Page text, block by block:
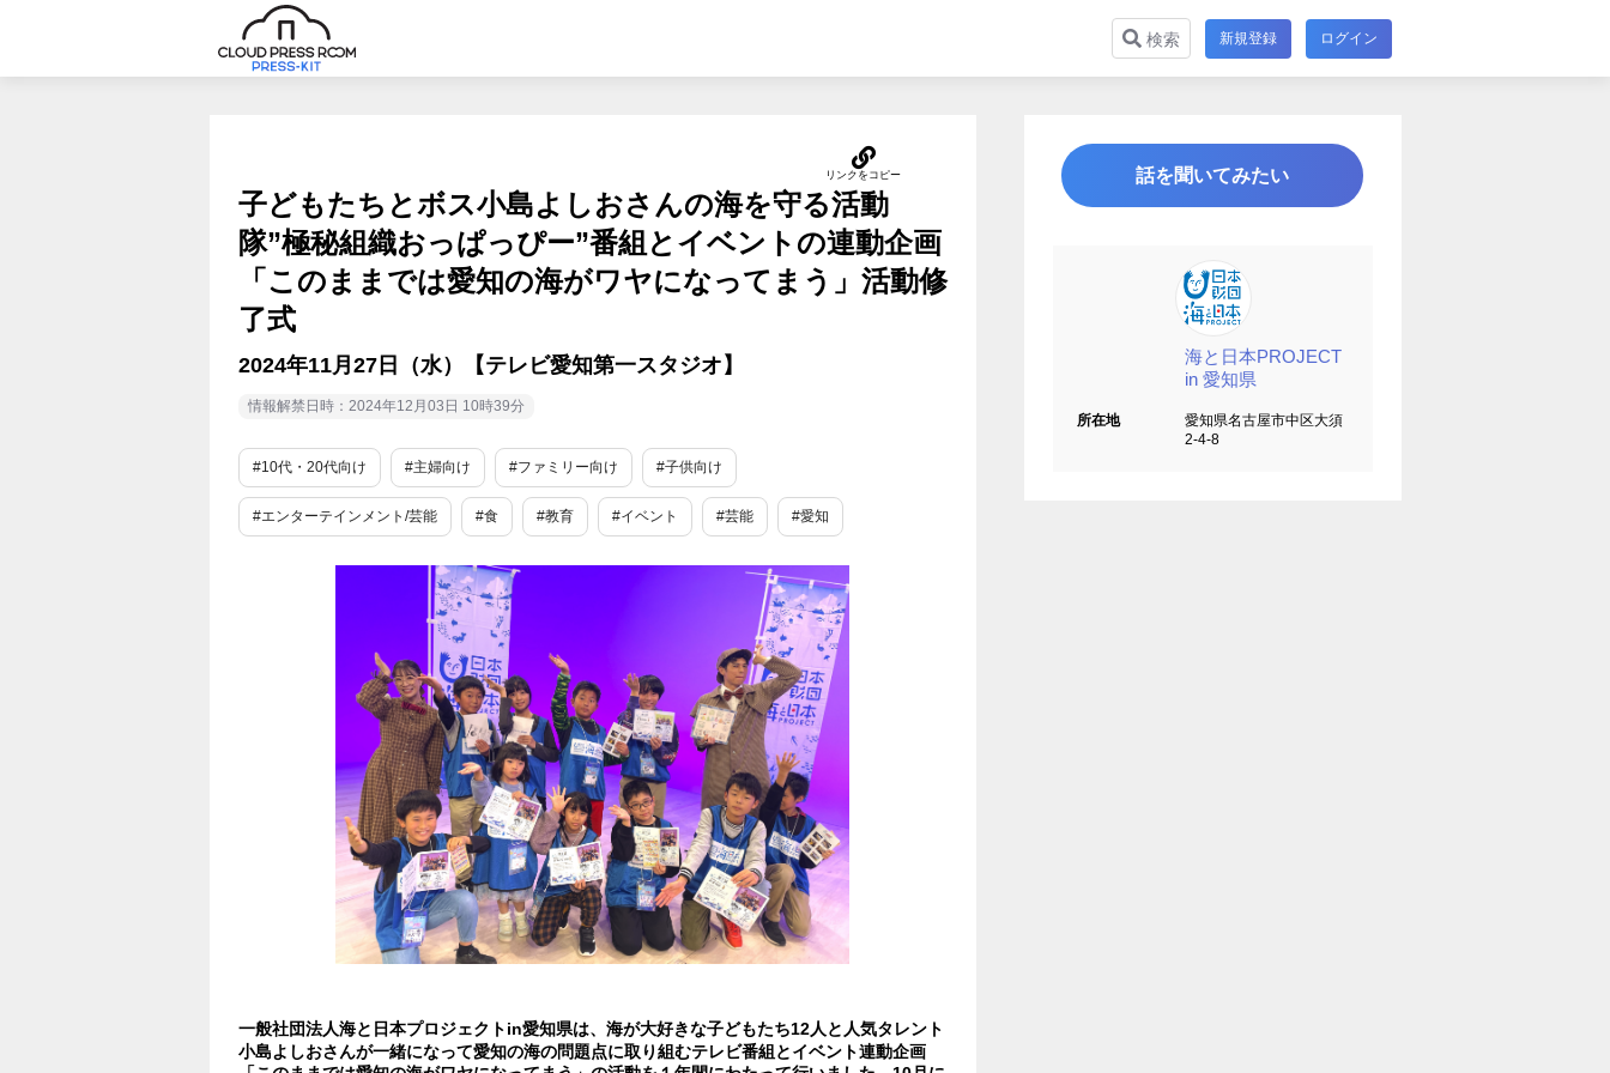
検索 新規登録 ログイン
子どもたちとボス小島よしおさんの海を守る活動
隊”極秘組織おっぱっぴー”番組とイベントの連動企画
「このままでは愛知の海がワヤになってまう」活動修
了式
2024年11月27日（水）【テレビ愛知第一スタジオ】
情報解禁日時：2024年12月03日 10時39分
#10代・20代向け #主婦向け #ファミリー向け #子供向け
#エンターテインメント/芸能 #食 #教育 #イベント #芸能 #愛知
一般社団法人海と日本プロジェクトin愛知県は、海が大好きな子どもたち12人と人気タレント
小島よしおさんが一緒になって愛知の海の問題点に取り組むテレビ番組とイベント連動企画
話を聞いてみたい
海と日本PROJECT
in 愛知県
所在地
愛知県名古屋市中区大須
2-4-8